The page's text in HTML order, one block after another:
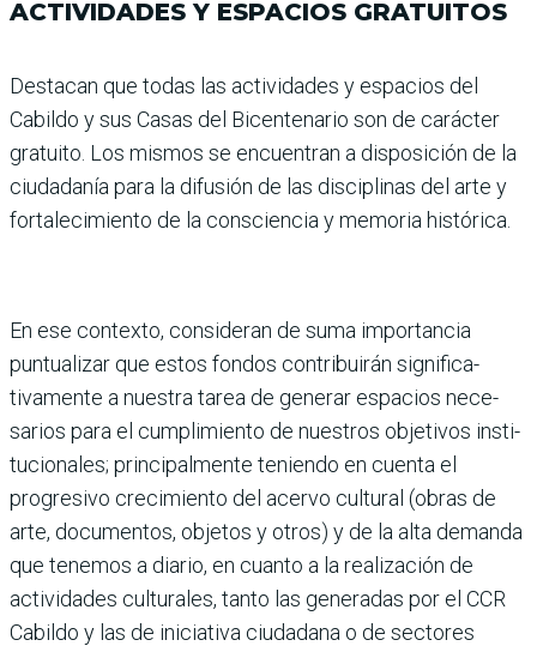
ACTIVIDADES Y ESPACIOS GRATUITOS
Destacan que todas las activi­dades y espacios del
Cabildo y sus Casas del Bicentenario son de carácter
gratuito. Los mismos se encuentran a dis­posición de la
ciudadanía para la difusión de las disciplinas del arte y
fortalecimiento de la consciencia y memoria his­tórica.
En ese contexto, conside­ran de suma importancia
puntualizar que estos fon­dos contribuirán significa­
tivamente a nuestra tarea de generar espacios nece­
sarios para el cumplimiento de nuestros objetivos insti­
tucionales; principalmente teniendo en cuenta el
progre­sivo crecimiento del acervo cultural (obras de
arte, docu­mentos, objetos y otros) y de la alta demanda
que tenemos a diario, en cuanto a la reali­zación de
actividades cultu­rales, tanto las generadas por el CCR
Cabildo y las de inicia­tiva ciudadana o de sectores